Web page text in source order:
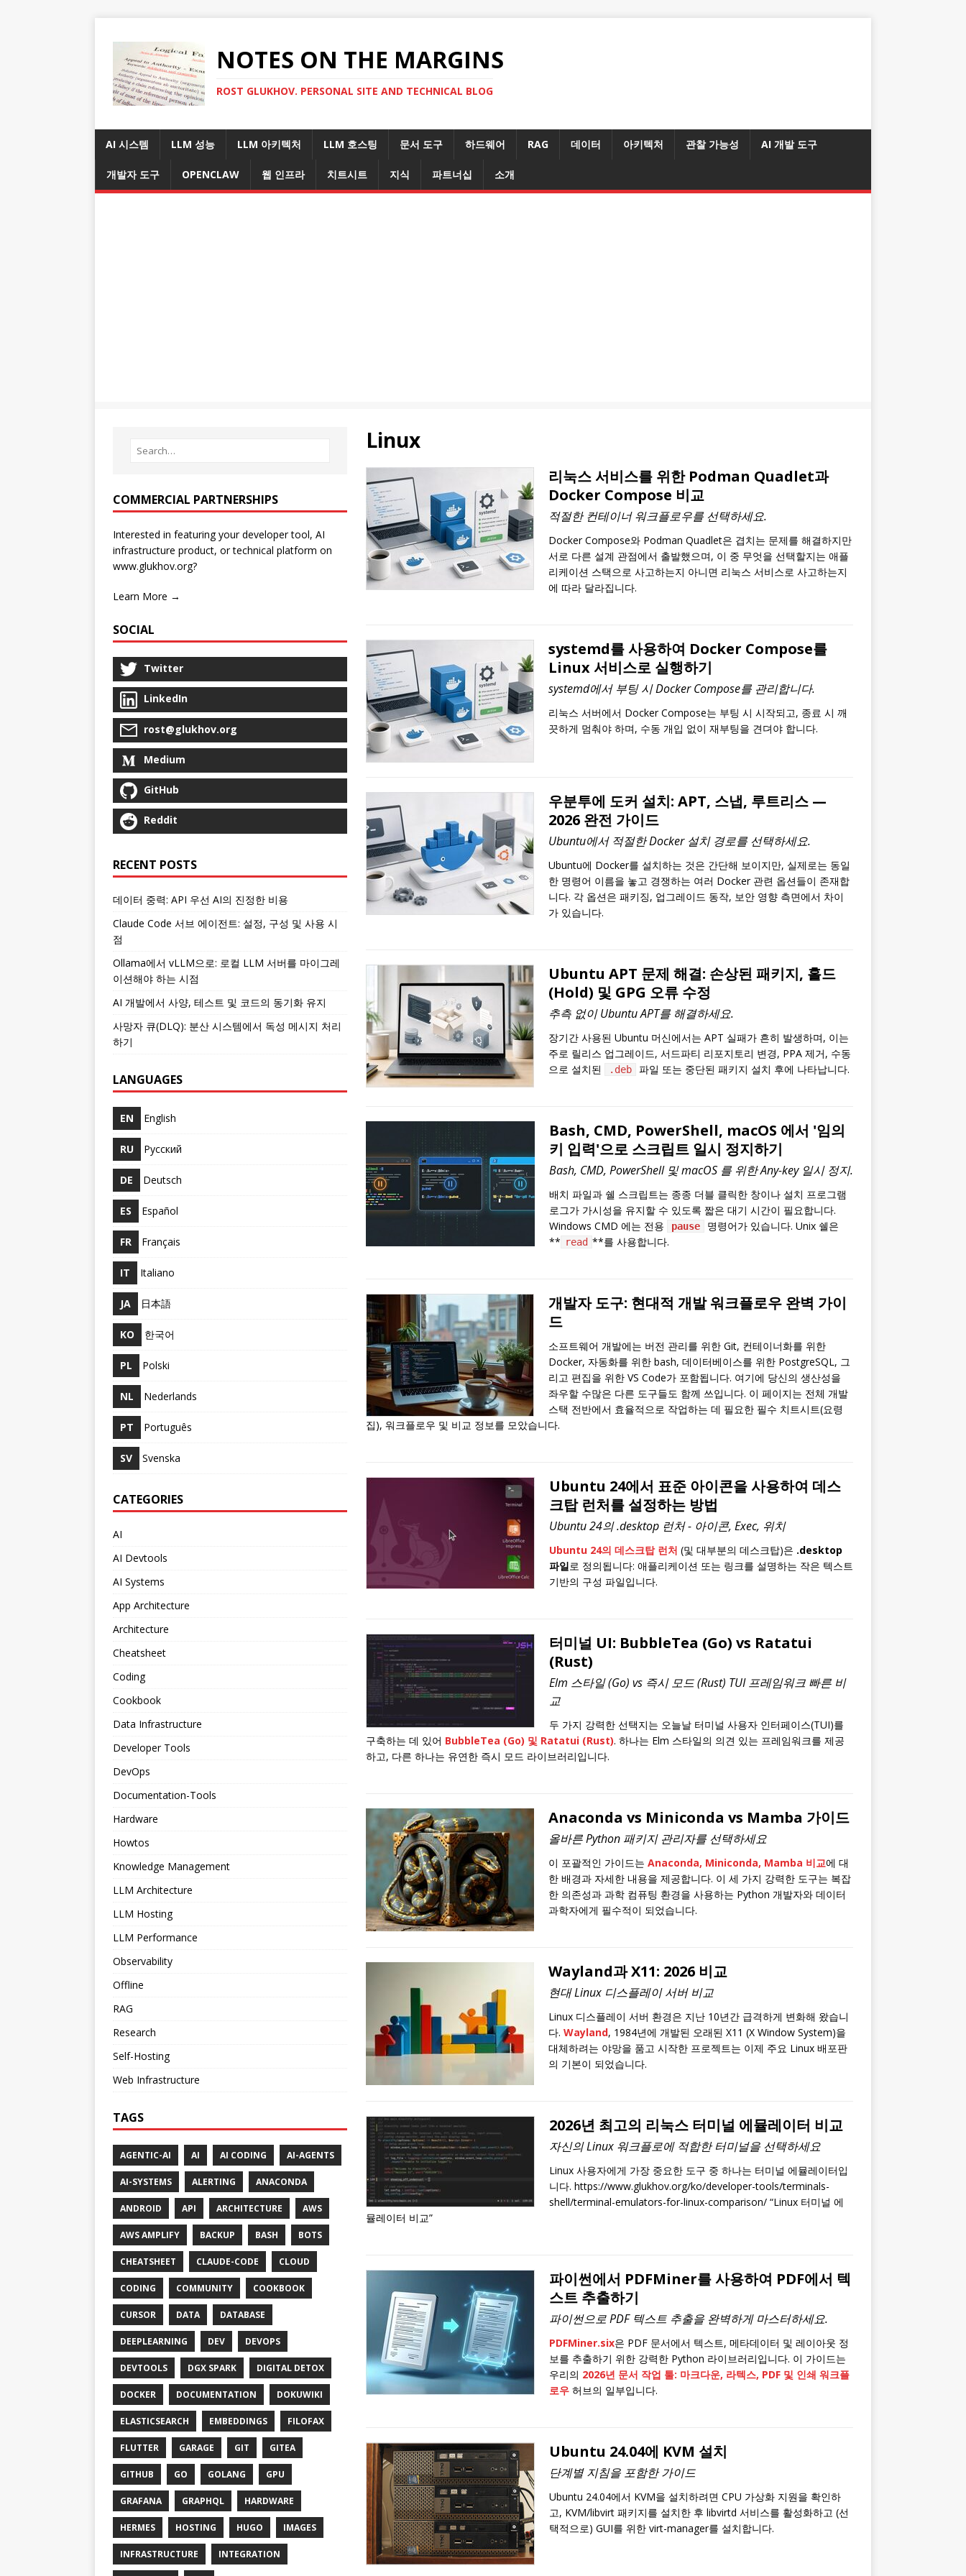
NOTES ON THE MARGINS
ROST GLUKHOV. PERSONAL SITE AND TECHNICAL BLOG
AI 시스템 LLM 성능 LLM 아키텍처 LLM 호스팅 문서 도구 하드웨어 RAG 데이터 아키텍처 관찰 가능성 AI 개발 도구
개발자 도구 OPENCLAW 웹 인프라 치트시트 지식 파트너십 소개
Linux
리눅스 서비스를 위한 Podman Quadlet과
Docker Compose 비교
적절한 컨테이너 워크플로우를 선택하세요.
Docker Compose와 Podman Quadlet은 겹치는 문제를 해결하지만
서로 다른 설계 관점에서 출발했으며, 이 중 무엇을 선택할지는 애플
리케이션 스택으로 사고하는지 아니면 리눅스 서비스로 사고하는지
에 따라 달라집니다.
systemd를 사용하여 Docker Compose를
Linux 서비스로 실행하기
systemd에서 부팅 시 Docker Compose를 관리합니다.
리눅스 서버에서 Docker Compose는 부팅 시 시작되고, 종료 시 깨
끗하게 멈춰야 하며, 수동 개입 없이 재부팅을 견뎌야 합니다.
우분투에 도커 설치: APT, 스냅, 루트리스 —
2026 완전 가이드
Ubuntu에서 적절한 Docker 설치 경로를 선택하세요.
Ubuntu에 Docker를 설치하는 것은 간단해 보이지만, 실제로는 동일
한 명령어 이름을 놓고 경쟁하는 여러 Docker 관련 옵션들이 존재합
니다. 각 옵션은 패키징, 업그레이드 동작, 보안 영향 측면에서 차이
가 있습니다.
Ubuntu APT 문제 해결: 손상된 패키지, 홀드
(Hold) 및 GPG 오류 수정
추측 없이 Ubuntu APT를 해결하세요.
장기간 사용된 Ubuntu 머신에서는 APT 실패가 흔히 발생하며, 이는
주로 릴리스 업그레이드, 서드파티 리포지토리 변경, PPA 제거, 수동
으로 설치된
.deb 파일 또는 중단된 패키지 설치 후에 나타납니다.
Bash, CMD, PowerShell, macOS 에서 '임의
키 입력'으로 스크립트 일시 정지하기
Bash, CMD, PowerShell 및 macOS 를 위한 Any-key 일시 정지.
배치 파일과 쉘 스크립트는 종종 더블 클릭한 창이나 설치 프로그램
로그가 가시성을 유지할 수 있도록 짧은 대기 시간이 필요합니다.
Windows CMD 에는 전용
pause
명령어가 있습니다. Unix 쉘은
** read **를 사용합니다.
개발자 도구: 현대적 개발 워크플로우 완벽 가이
드
소프트웨어 개발에는 버전 관리를 위한 Git, 컨테이너화를 위한
Docker, 자동화를 위한 bash, 데이터베이스를 위한 PostgreSQL, 그
리고 편집을 위한 VS Code가 포함됩니다. 여기에 당신의 생산성을
좌우할 수많은 다른 도구들도 함께 쓰입니다. 이 페이지는 전체 개발
스택 전반에서 효율적으로 작업하는 데 필요한 필수 치트시트(요령
집), 워크플로우 및 비교 정보를 모았습니다.
Ubuntu 24에서 표준 아이콘을 사용하여 데스
크탑 런처를 설정하는 방법
Ubuntu 24의 .desktop 런처 - 아이콘, Exec, 위치
Ubuntu 24의 데스크탑 런처 (및 대부분의 데스크탑)은 .desktop
파일로 정의됩니다: 애플리케이션 또는 링크를 설명하는 작은 텍스트
기반의 구성 파일입니다.
터미널 UI: BubbleTea (Go) vs Ratatui
(Rust)
Elm 스타일 (Go) vs 즉시 모드 (Rust) TUI 프레임워크 빠른 비
교
두 가지 강력한 선택지는 오늘날 터미널 사용자 인터페이스(TUI)를
구축하는 데 있어 BubbleTea (Go) 및 Ratatui(Rust). 하나는 Elm 스타일의 의견 있는 프레임워크를 제공
하고, 다른 하나는 유연한 즉시 모드 라이브러리입니다.
Anaconda vs Miniconda vs Mamba 가이드
올바른 Python 패키지 관리자를 선택하세요
이 포괄적인 가이드는 Anaconda, Miniconda, Mamba 비교에 대
한 배경과 자세한 내용을 제공합니다. 이 세 가지 강력한 도구는 복잡
한 의존성과 과학 컴퓨팅 환경을 사용하는 Python 개발자와 데이터
과학자에게 필수적이 되었습니다.
Wayland과 X11: 2026 비교
현대 Linux 디스플레이 서버 비교
Linux 디스플레이 서버 환경은 지난 10년간 급격하게 변화해 왔습니
다. Wayland, 1984년에 개발된 오래된 X11 (X Window System)을
대체하려는 야망을 품고 시작한 프로젝트는 이제 주요 Linux 배포판
의 기본이 되었습니다.
2026년 최고의 리눅스 터미널 에뮬레이터 비교
자신의 Linux 워크플로에 적합한 터미널을 선택하세요
Linux 사용자에게 가장 중요한 도구 중 하나는 터미널 에뮬레이터입
니다. https://www.glukhov.org/ko/developer-tools/terminals-
shell/terminal-emulators-for-linux-comparison/ “Linux 터미널 에
뮬레이터 비교”
파이썬에서 PDFMiner를 사용하여 PDF에서 텍
스트 추출하기
파이썬으로 PDF 텍스트 추출을 완벽하게 마스터하세요.
PDFMiner.six은 PDF 문서에서 텍스트, 메타데이터 및 레이아웃 정
보를 추출하기 위한 강력한 Python 라이브러리입니다. 이 가이드는
우리의 2026년 문서 작업 툴: 마크다운, 라텍스, PDF 및 인쇄 워크플
로우허브의 일부입니다.
Ubuntu 24.04에 KVM 설치
단계별 지침을 포함한 가이드
Ubuntu 24.04에서 KVM을 설치하려면 CPU 가상화 지원을 확인하
고, KVM/libvirt 패키지를 설치한 후 libvirtd 서비스를 활성화하고 (선
택적으로) GUI를 위한 virt-manager를 설치합니다.
COMMERCIAL PARTNERSHIPS
Interested in featuring your developer tool, AI
infrastructure product, or technical platform on
www.glukhov.org?
Learn More →
SOCIAL
Twitter
LinkedIn
rost@glukhov.org
Medium
GitHub
Reddit
RECENT POSTS
데이터 중력: API 우선 AI의 진정한 비용
Claude Code 서브 에이전트: 설정, 구성 및 사용 시
점
Ollama에서 vLLM으로: 로컬 LLM 서버를 마이그레
이션해야 하는 시점
AI 개발에서 사양, 테스트 및 코드의 동기화 유지
사망자 큐(DLQ): 분산 시스템에서 독성 메시지 처리
하기
LANGUAGES
EN English
RU Русский
DE Deutsch
ES Español
FR Français
IT Italiano
JA 日本語
KO 한국어
PL Polski
NL Nederlands
PT Português
SV Svenska
CATEGORIES
AI
AI Devtools
AI Systems
App Architecture
Architecture
Cheatsheet
Coding
Cookbook
Data Infrastructure
Developer Tools
DevOps
Documentation-Tools
Hardware
Howtos
Knowledge Management
LLM Architecture
LLM Hosting
LLM Performance
Observability
Offline
RAG
Research
Self-Hosting
Web Infrastructure
TAGS
AGENTIC-AI AI AI CODING AI-AGENTS
AI-SYSTEMS ALERTING ANACONDA
ANDROID API ARCHITECTURE AWS
AWS AMPLIFY BACKUP BASH BOTS
CHEATSHEET CLAUDE-CODE CLOUD
CODING COMMUNITY COOKBOOK
CURSOR DATA DATABASE
DEEPLEARNING DEV DEVOPS
DEVTOOLS DGX SPARK DIGITAL DETOX
DOCKER DOCUMENTATION DOKUWIKI
ELASTICSEARCH EMBEDDINGS FILOFAX
FLUTTER GARAGE GIT GITEA
GITHUB GO GOLANG GPU
GRAFANA GRAPHQL HARDWARE
HERMES HOSTING HUGO IMAGES
INFRASTRUCTURE INTEGRATION